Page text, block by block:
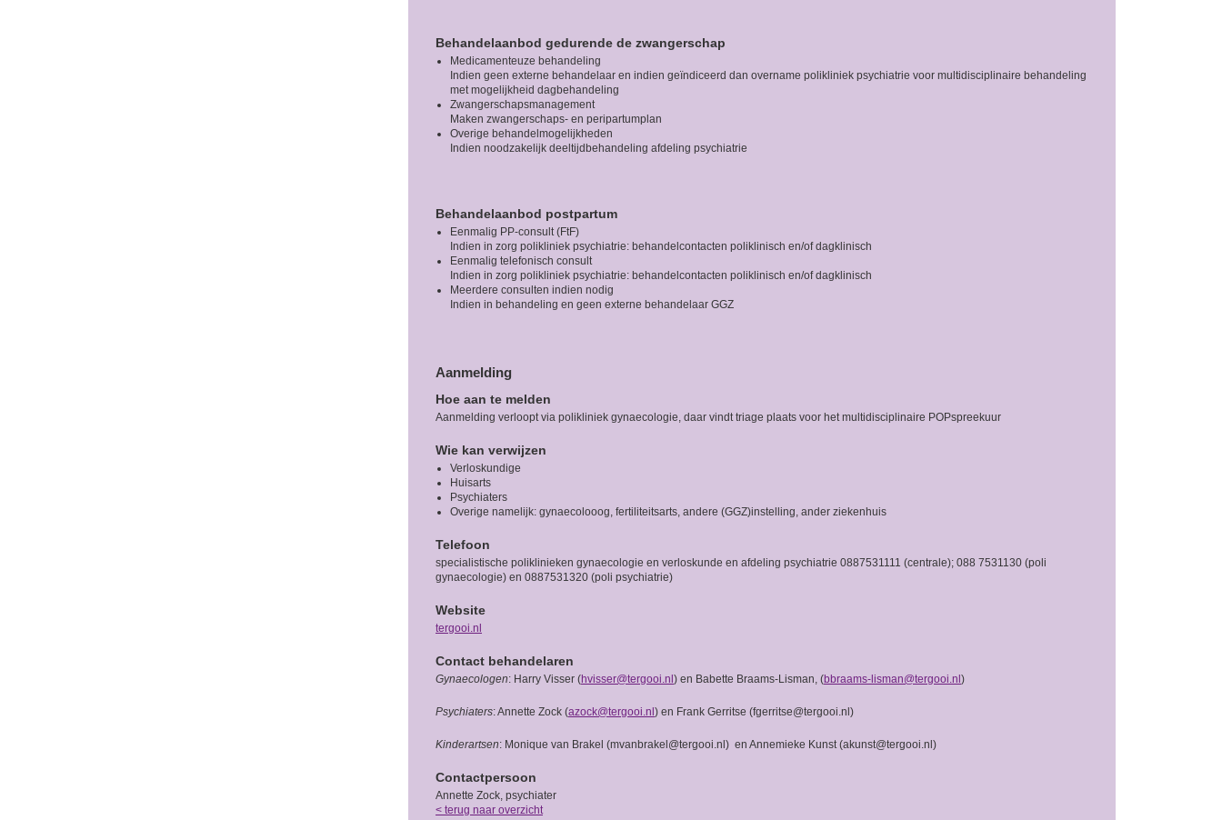
Behandelaanbod gedurende de zwangerschap
Medicamenteuze behandeling
Indien geen externe behandelaar en indien geïndiceerd dan overname polikliniek psychiatrie voor multidisciplinaire behandeling
met mogelijkheid dagbehandeling
Zwangerschapsmanagement
Maken zwangerschaps- en peripartumplan
Overige behandelmogelijkheden
Indien noodzakelijk deeltijdbehandeling afdeling psychiatrie
Behandelaanbod postpartum
Eenmalig PP-consult (FtF)
Indien in zorg polikliniek psychiatrie: behandelcontacten poliklinisch en/of dagklinisch
Eenmalig telefonisch consult
Indien in zorg polikliniek psychiatrie: behandelcontacten poliklinisch en/of dagklinisch
Meerdere consulten indien nodig
Indien in behandeling en geen externe behandelaar GGZ
Aanmelding
Hoe aan te melden
Aanmelding verloopt via polikliniek gynaecologie, daar vindt triage plaats voor het multidisciplinaire POPspreekuur
Wie kan verwijzen
Verloskundige
Huisarts
Psychiaters
Overige namelijk: gynaecolooog, fertiliteitsarts, andere (GGZ)instelling, ander ziekenhuis
Telefoon
specialistische poliklinieken gynaecologie en verloskunde en afdeling psychiatrie 0887531111 (centrale); 088 7531130 (poli
gynaecologie) en 0887531320 (poli psychiatrie)
Website
tergooi.nl
Contact behandelaren
Gynaecologen: Harry Visser (hvisser@tergooi.nl ) en Babette Braams-Lisman, (bbraams-lisman@tergooi.nl )
Psychiaters: Annette Zock (azock@tergooi.nl ) en Frank Gerritse (fgerritse@tergooi.nl)
Kinderartsen: Monique van Brakel (mvanbrakel@tergooi.nl) en Annemieke Kunst (akunst@tergooi.nl)
Contactpersoon
Annette Zock, psychiater
< terug naar overzicht